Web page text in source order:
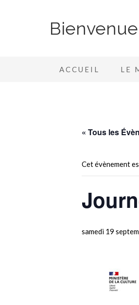
ACCUEIL LE
« Tous les
Cet évènement
samedi 19